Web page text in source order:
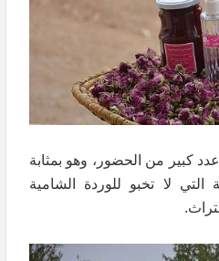
كبير من الحضور، وهو بمثابة
التي لا تخبو للوردة الشامية